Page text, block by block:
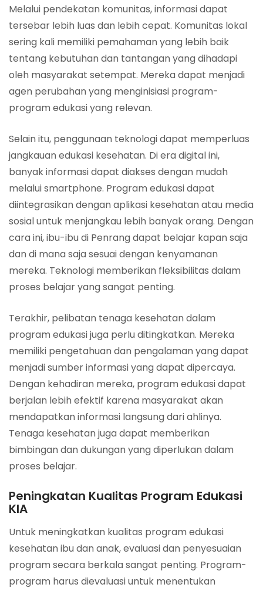
Melalui pendekatan komunitas, informasi dapat
tersebar lebih luas dan lebih cepat. Komunitas lokal
sering kali memiliki pemahaman yang lebih baik
tentang kebutuhan dan tantangan yang dihadapi
oleh masyarakat setempat. Mereka dapat menjadi
agen perubahan yang menginisiasi program-
program edukasi yang relevan.
Selain itu, penggunaan teknologi dapat memperluas
jangkauan edukasi kesehatan. Di era digital ini,
banyak informasi dapat diakses dengan mudah
melalui smartphone. Program edukasi dapat
diintegrasikan dengan aplikasi kesehatan atau media
sosial untuk menjangkau lebih banyak orang. Dengan
cara ini, ibu-ibu di Penrang dapat belajar kapan saja
dan di mana saja sesuai dengan kenyamanan
mereka. Teknologi memberikan fleksibilitas dalam
proses belajar yang sangat penting.
Terakhir, pelibatan tenaga kesehatan dalam
program edukasi juga perlu ditingkatkan. Mereka
memiliki pengetahuan dan pengalaman yang dapat
menjadi sumber informasi yang dapat dipercaya.
Dengan kehadiran mereka, program edukasi dapat
berjalan lebih efektif karena masyarakat akan
mendapatkan informasi langsung dari ahlinya.
Tenaga kesehatan juga dapat memberikan
bimbingan dan dukungan yang diperlukan dalam
proses belajar.
Peningkatan Kualitas Program Edukasi
KIA
Untuk meningkatkan kualitas program edukasi
kesehatan ibu dan anak, evaluasi dan penyesuaian
program secara berkala sangat penting. Program-
program harus dievaluasi untuk menentukan